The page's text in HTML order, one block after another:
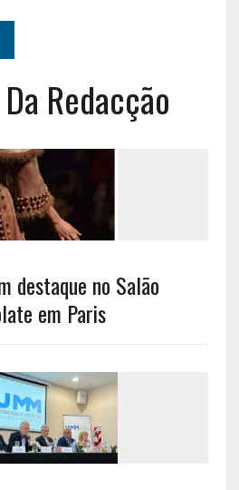
Redacção
destaque no Salão
em Paris